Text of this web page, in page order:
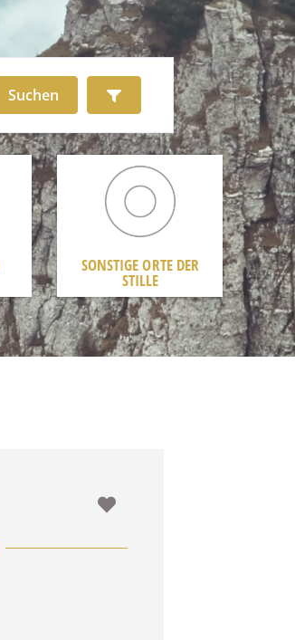
Suchen Suchen Advanced Filters
SONSTIGE ORTE DER
STILLE